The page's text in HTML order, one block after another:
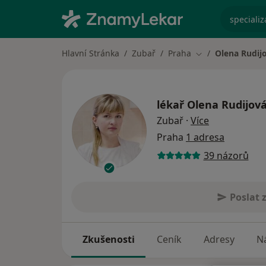
Hlavní Stránka Zubař Praha Změna města
Olena
lékař Olena Rudijová
Zubař · Více
Praha 1 adresa
39 názorů
Poslat
Zkušenosti Ceník Adresy